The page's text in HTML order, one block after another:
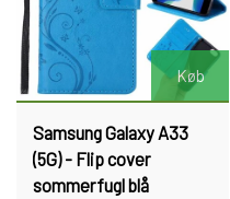
Køb
Samsung Galaxy A33
(5G) - Flip cover
sommerfugl blå